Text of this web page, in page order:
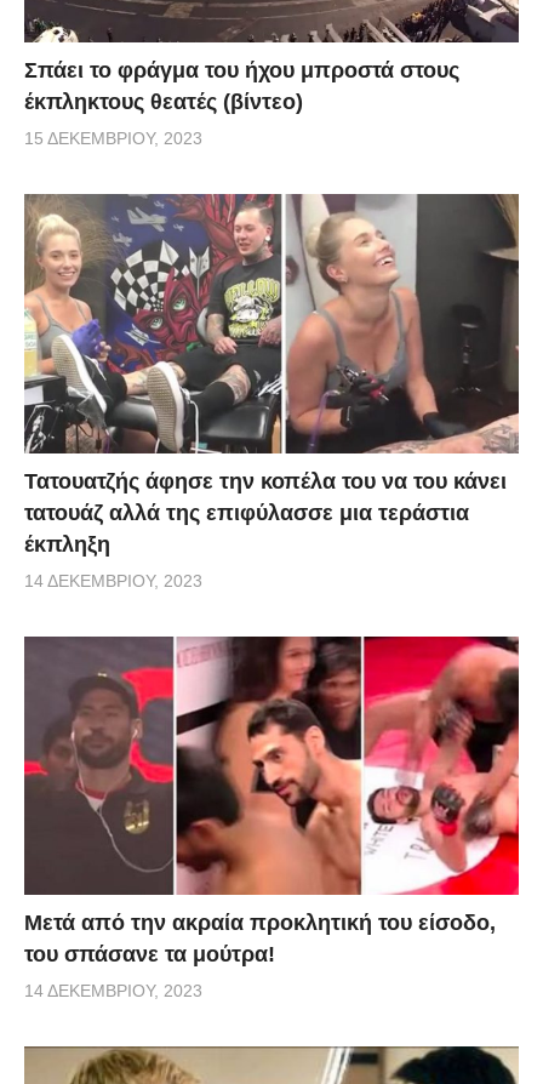
Σπάει το φράγμα του ήχου μπροστά στους
έκπληκτους θεατές (βίντεο)
15 ΔΕΚΕΜΒΡΊΟΥ, 2023
Τατουατζής άφησε την κοπέλα του να του κάνει
τατουάζ αλλά της επιφύλασσε μια τεράστια
έκπληξη
14 ΔΕΚΕΜΒΡΊΟΥ, 2023
Μετά από την ακραία προκλητική του είσοδο,
του σπάσανε τα μούτρα!
14 ΔΕΚΕΜΒΡΊΟΥ, 2023